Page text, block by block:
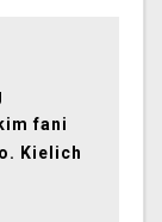
fani
Kielich